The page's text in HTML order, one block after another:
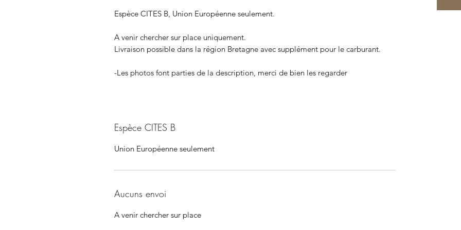
Espèce CITES B, Union Européenne seulement.
A venir chercher sur place uniquement.
Livraison possible dans la région Bretagne avec supplément pour le carburant.
-Les photos font parties de la description, merci de bien les regarder
Espèce CITES B
Union Européenne seulement
Aucuns envoi
A venir chercher sur place